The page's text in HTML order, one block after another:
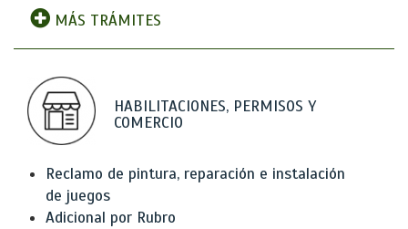
MÁS TRÁMITES
HABILITACIONES, PERMISOS Y
COMERCIO
Reclamo de pintura, reparación e instalación
de juegos
Adicional por Rubro